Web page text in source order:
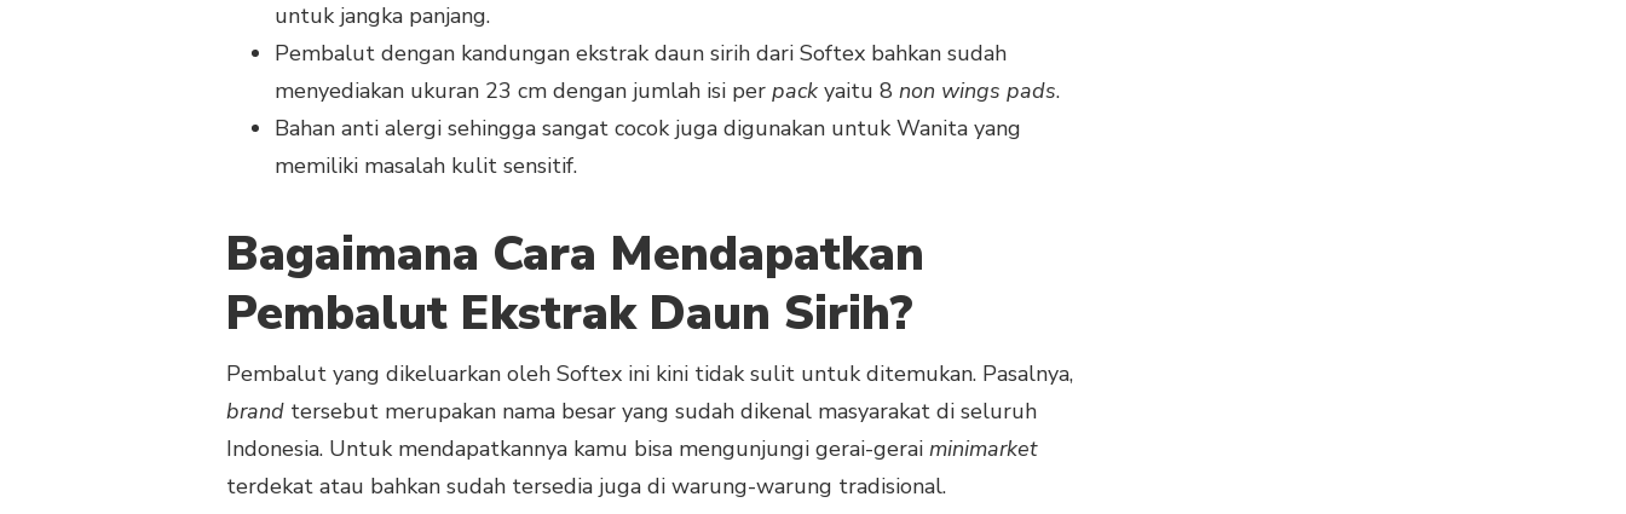
untuk jangka panjang.
Pembalut dengan kandungan ekstrak daun sirih dari Softex bahkan sudah
menyediakan ukuran 23 cm dengan jumlah isi per pack yaitu 8 non wings pads.
Bahan anti alergi sehingga sangat cocok juga digunakan untuk Wanita yang
memiliki masalah kulit sensitif.
Bagaimana Cara Mendapatkan
Pembalut Ekstrak Daun Sirih?
Pembalut yang dikeluarkan oleh Softex ini kini tidak sulit untuk ditemukan. Pasalnya,
brand tersebut merupakan nama besar yang sudah dikenal masyarakat di seluruh
Indonesia. Untuk mendapatkannya kamu bisa mengunjungi gerai-gerai minimarket
terdekat atau bahkan sudah tersedia juga di warung-warung tradisional.